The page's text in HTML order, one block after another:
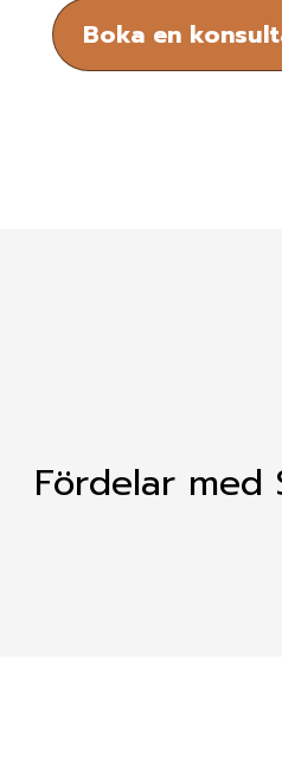
Boka en
Fördelar med